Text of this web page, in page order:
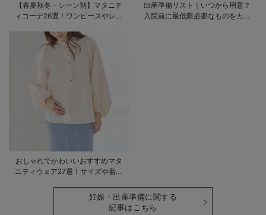
【春夏秋冬・シーン別】マタニテ
ィコーデ26選！ワンピースやレギ
出産準備リスト｜いつから用意？
入院前に最低限必要なものをカテ
おしゃれでかわいいおすすめマタ
ニティウェア27選！サイズや着る
妊娠・出産準備に関する
記事はこちら